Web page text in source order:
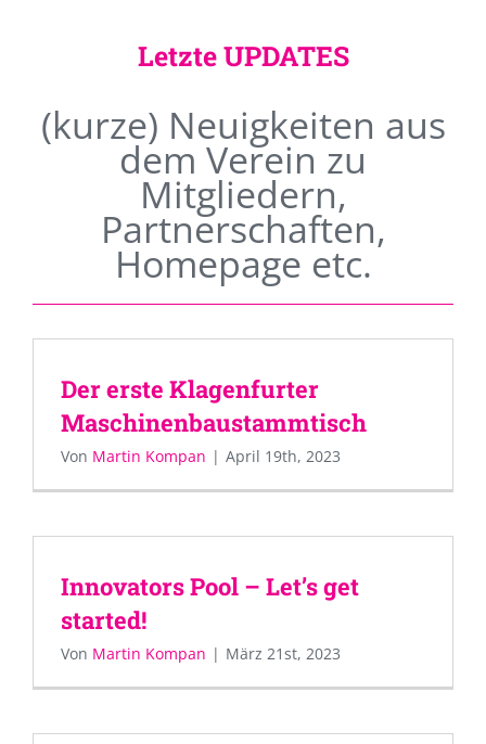
Letzte UPDATES
(kurze) Neuigkeiten aus
dem Verein zu
Mitgliedern,
Partnerschaften,
Homepage etc.
Der erste Klagenfurter
Maschinenbaustammtisch
Von Martin Kompan | April 19th, 2023
Innovators Pool – Let’s get
started!
Von Martin Kompan | März 21st, 2023